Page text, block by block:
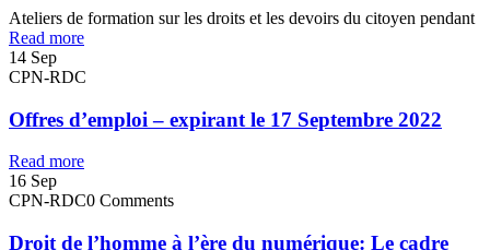
Ateliers de formation sur les droits et les devoirs du citoyen pendant
Read more
14 Sep
CPN-RDC
Offres d’emploi – expirant le 17 Septembre 2022
Read more
16 Sep
CPN-RDC0 Comments
Droit de l’homme à l’ère du numérique: Le cadre